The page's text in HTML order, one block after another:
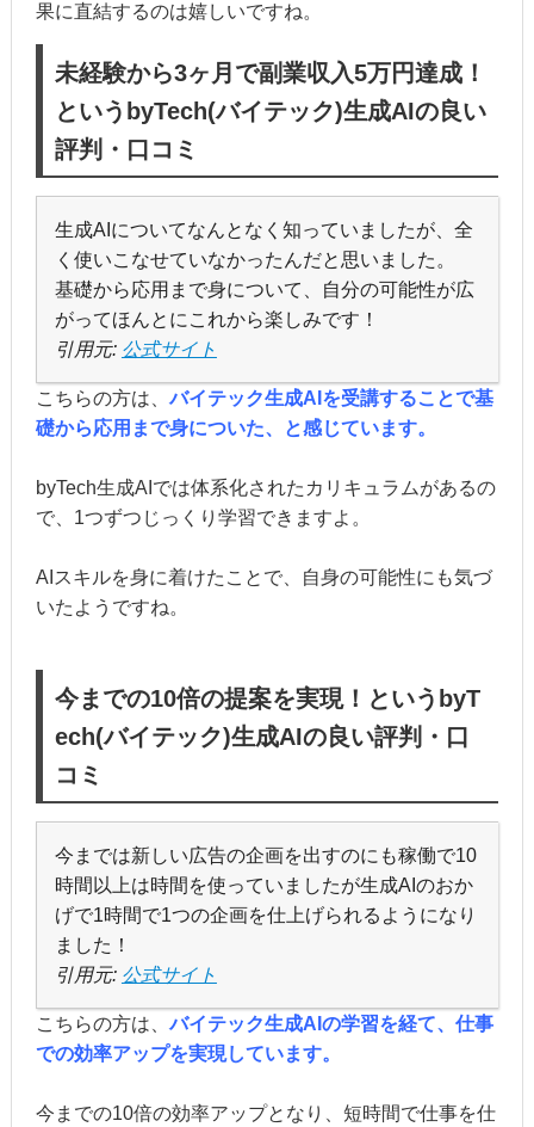
果に直結するのは嬉しいですね。
未経験から3ヶ月で副業収入5万円達成！
というbyTech(バイテック)生成AIの良い
評判・口コミ
生成AIについてなんとなく知っていましたが、全
く使いこなせていなかったんだと思いました。
基礎から応用まで身について、自分の可能性が広
がってほんとにこれから楽しみです！
引用元: 公式サイト
こちらの方は、バイテック生成AIを受講することで基
礎から応用まで身についた、と感じています。
byTech生成AIでは体系化されたカリキュラムがあるの
で、1つずつじっくり学習できますよ。
AIスキルを身に着けたことで、自身の可能性にも気づ
いたようですね。
今までの10倍の提案を実現！というbyT
ech(バイテック)生成AIの良い評判・口
コミ
今までは新しい広告の企画を出すのにも稼働で10
時間以上は時間を使っていましたが生成AIのおか
げで1時間で1つの企画を仕上げられるようになり
ました！
引用元: 公式サイト
こちらの方は、バイテック生成AIの学習を経て、仕事
での効率アップを実現しています。
今までの10倍の効率アップとなり、短時間で仕事を仕